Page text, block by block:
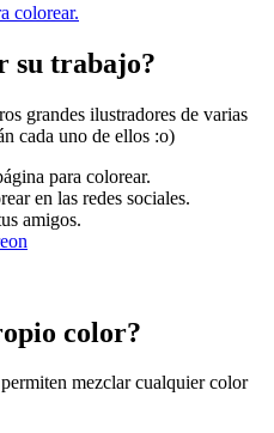
colorear.
su trabajo?
grandes ilustradores de varias
cada uno de ellos :o)
para colorear.
en las redes sociales.
amigos.
color?
mezclar cualquier color